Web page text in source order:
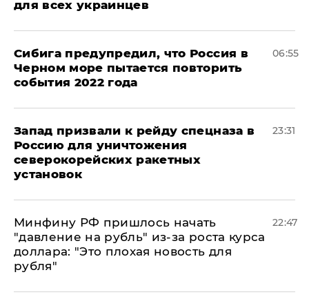
для всех украинцев
Сибига предупредил, что Россия в
Черном море пытается повторить
события 2022 года
06:55
Запад призвали к рейду спецназа в
Россию для уничтожения
северокорейских ракетных
установок
23:31
Минфину РФ пришлось начать
"давление на рубль" из-за роста курса
доллара: "Это плохая новость для
рубля"
22:47